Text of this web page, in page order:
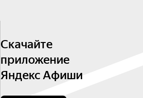
Скачайте
приложение
Яндекс Афиши